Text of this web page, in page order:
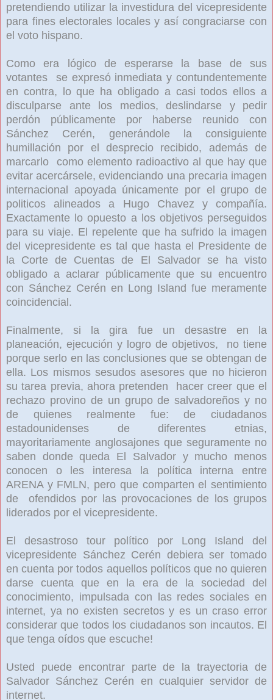
pretendiendo utilizar la investidura del vicepresidente
para fines electorales locales y así congraciarse con
el voto hispano.
Como era lógico de esperarse la base de sus
votantes se expresó inmediata y contundentemente
en contra, lo que ha obligado a casi todos ellos a
disculparse ante los medios, deslindarse y pedir
perdón públicamente por haberse reunido con
Sánchez Cerén, generándole la consiguiente
humillación por el desprecio recibido, además de
marcarlo como elemento radioactivo al que hay que
evitar acercársele, evidenciando una precaria imagen
internacional apoyada únicamente por el grupo de
politicos alineados a Hugo Chavez y compañía.
Exactamente lo opuesto a los objetivos perseguidos
para su viaje. El repelente que ha sufrido la imagen
del vicepresidente es tal que hasta el Presidente de
la Corte de Cuentas de El Salvador se ha visto
obligado a aclarar públicamente que su encuentro
con Sánchez Cerén en Long Island fue meramente
coincidencial.
Finalmente, si la gira fue un desastre en la
planeación, ejecución y logro de objetivos, no tiene
porque serlo en las conclusiones que se obtengan de
ella. Los mismos sesudos asesores que no hicieron
su tarea previa, ahora pretenden hacer creer que el
rechazo provino de un grupo de salvadoreños y no
de quienes realmente fue: de ciudadanos
estadounidenses de diferentes etnias,
mayoritariamente anglosajones que seguramente no
saben donde queda El Salvador y mucho menos
conocen o les interesa la política interna entre
ARENA y FMLN, pero que comparten el sentimiento
de ofendidos por las provocaciones de los grupos
liderados por el vicepresidente.
El desastroso tour político por Long Island del
vicepresidente Sánchez Cerén debiera ser tomado
en cuenta por todos aquellos políticos que no quieren
darse cuenta que en la era de la sociedad del
conocimiento, impulsada con las redes sociales en
internet, ya no existen secretos y es un craso error
considerar que todos los ciudadanos son incautos. El
que tenga oídos que escuche!
Usted puede encontrar parte de la trayectoria de
Salvador Sánchez Cerén en cualquier servidor de
internet.